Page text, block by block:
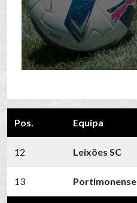
Pos. Equipa
12 Leixões SC
13 Portimonense